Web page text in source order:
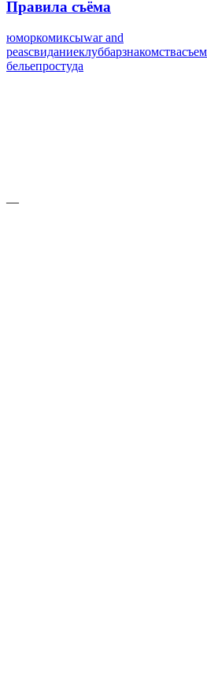
Правила съёма
юморкомиксыwar and
peasсвиданиеклуббарзнакомствасъем
бельепростуда
—